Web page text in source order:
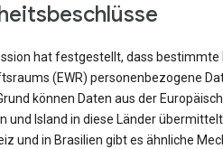
hat festgestellt, dass
(EWR) personenbezogene
können Daten aus der
und Island in diese Länder
und in Brasilien gibt es ähnliche